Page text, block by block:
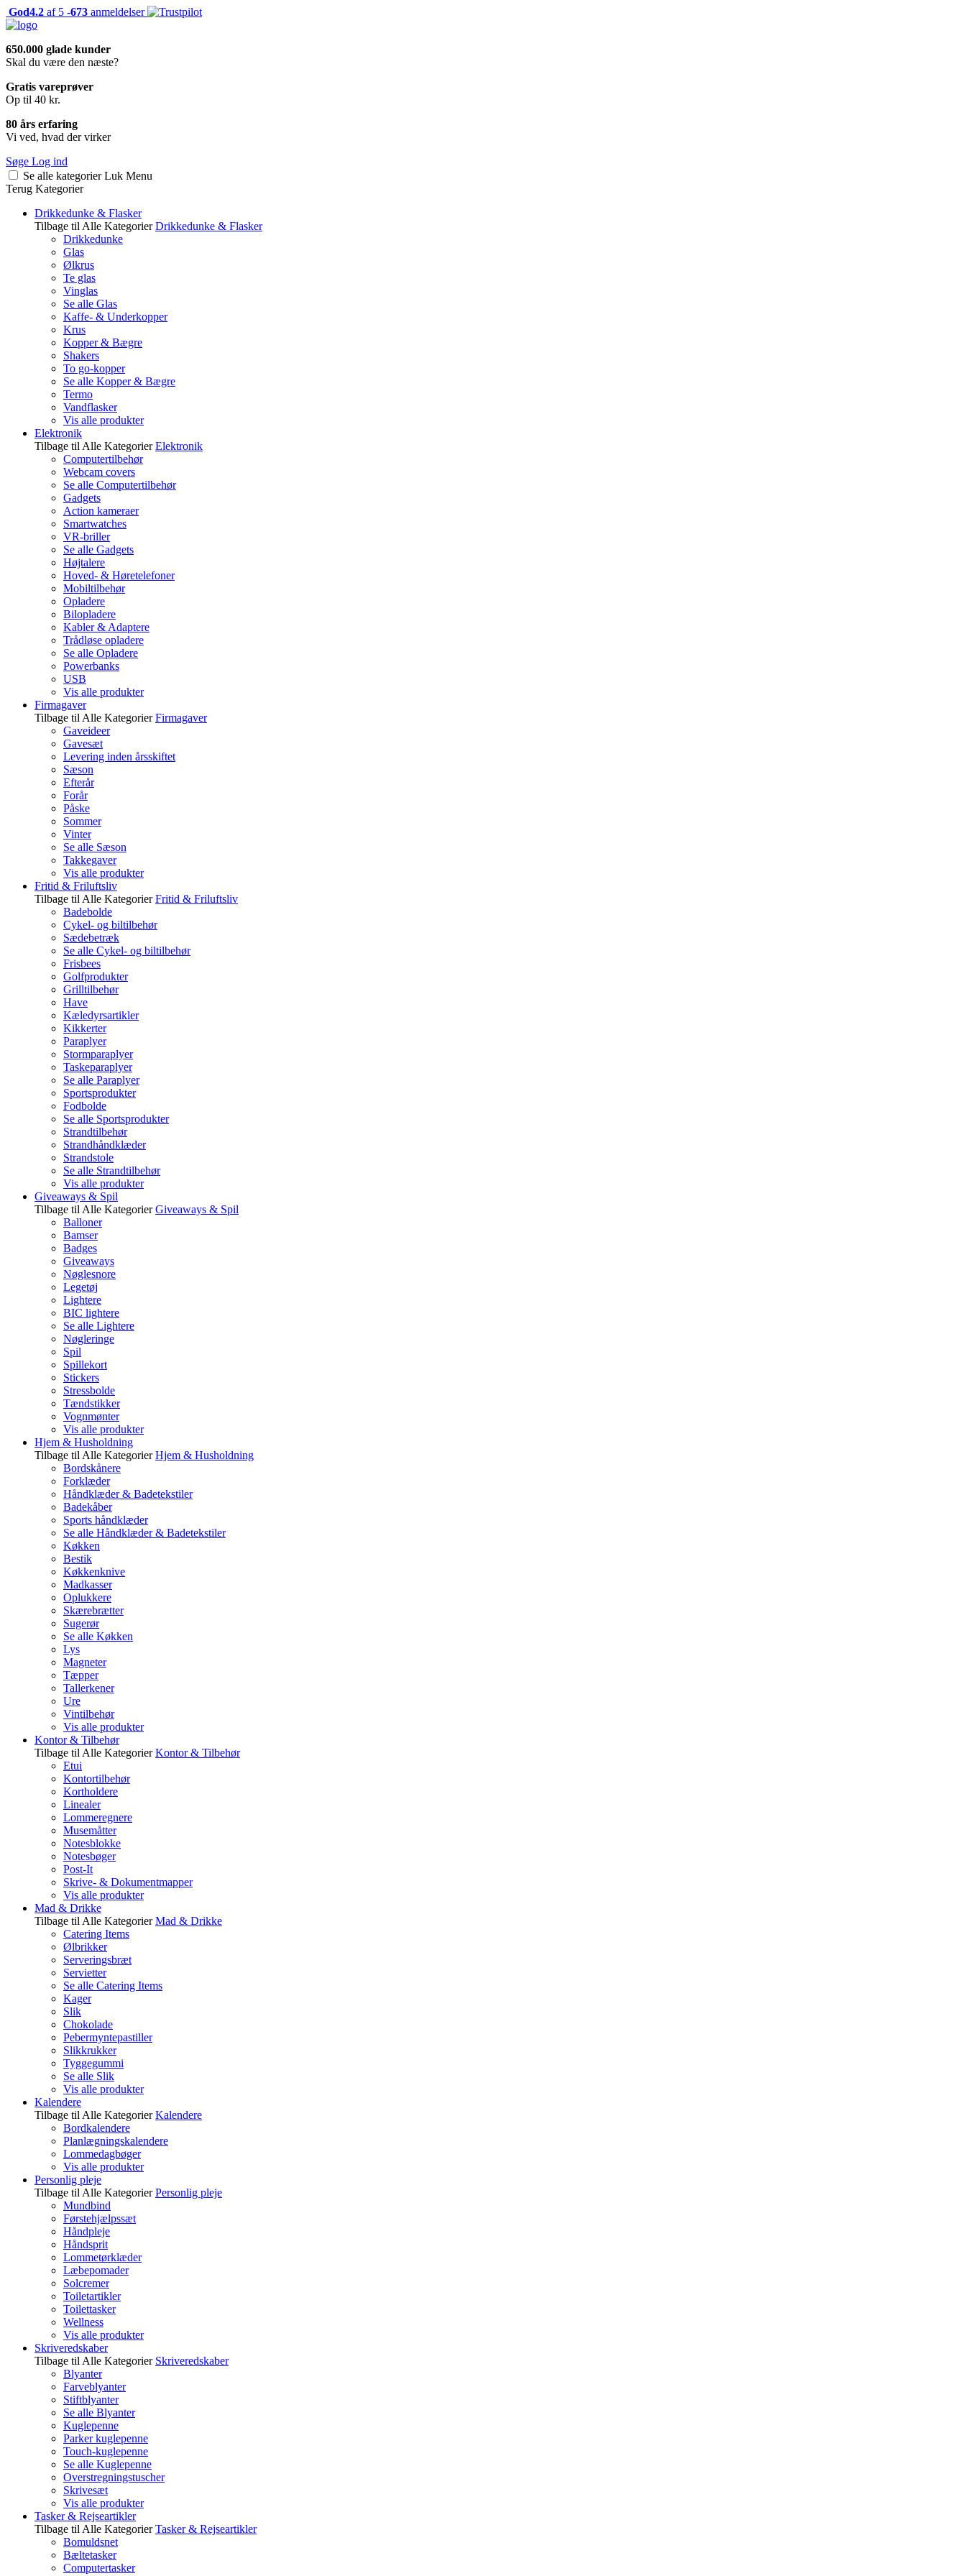
God4.2 af 5 -673 anmeldelser
650.000 glade kunder
Skal du være den næste?
Gratis vareprøver
Op til 40 kr.
80 års erfaring
Vi ved, hvad der virker
Søge Log ind
Se alle kategorier Luk Menu
Terug Kategorier
Drikkedunke & Flasker
Tilbage til Alle Kategorier Drikkedunke & Flasker
Drikkedunke
Glas
Ølkrus
Te glas
Vinglas
Se alle Glas
Kaffe- & Underkopper
Krus
Kopper & Bægre
Shakers
To go-kopper
Se alle Kopper & Bægre
Termo
Vandflasker
Vis alle produkter
Elektronik
Tilbage til Alle Kategorier Elektronik
Computertilbehør
Webcam covers
Se alle Computertilbehør
Gadgets
Action kameraer
Smartwatches
VR-briller
Se alle Gadgets
Højtalere
Hoved- & Høretelefoner
Mobiltilbehør
Opladere
Bilopladere
Kabler & Adaptere
Trådløse opladere
Se alle Opladere
Powerbanks
USB
Vis alle produkter
Firmagaver
Tilbage til Alle Kategorier Firmagaver
Gaveideer
Gavesæt
Levering inden årsskiftet
Sæson
Efterår
Forår
Påske
Sommer
Vinter
Se alle Sæson
Takkegaver
Vis alle produkter
Fritid & Friluftsliv
Tilbage til Alle Kategorier Fritid & Friluftsliv
Badebolde
Cykel- og biltilbehør
Sædebetræk
Se alle Cykel- og biltilbehør
Frisbees
Golfprodukter
Grilltilbehør
Have
Kæledyrsartikler
Kikkerter
Paraplyer
Stormparaplyer
Taskeparaplyer
Se alle Paraplyer
Sportsprodukter
Fodbolde
Se alle Sportsprodukter
Strandtilbehør
Strandhåndklæder
Strandstole
Se alle Strandtilbehør
Vis alle produkter
Giveaways & Spil
Tilbage til Alle Kategorier Giveaways & Spil
Balloner
Bamser
Badges
Giveaways
Nøglesnore
Legetøj
Lightere
BIC lightere
Se alle Lightere
Nøgleringe
Spil
Spillekort
Stickers
Stressbolde
Tændstikker
Vognmønter
Vis alle produkter
Hjem & Husholdning
Tilbage til Alle Kategorier Hjem & Husholdning
Bordskånere
Forklæder
Håndklæder & Badetekstiler
Badekåber
Sports håndklæder
Se alle Håndklæder & Badetekstiler
Køkken
Bestik
Køkkenknive
Madkasser
Oplukkere
Skærebrætter
Sugerør
Se alle Køkken
Lys
Magneter
Tæpper
Tallerkener
Ure
Vintilbehør
Vis alle produkter
Kontor & Tilbehør
Tilbage til Alle Kategorier Kontor & Tilbehør
Etui
Kontortilbehør
Kortholdere
Linealer
Lommeregnere
Musemåtter
Notesblokke
Notesbøger
Post-It
Skrive- & Dokumentmapper
Vis alle produkter
Mad & Drikke
Tilbage til Alle Kategorier Mad & Drikke
Catering Items
Ølbrikker
Serveringsbræt
Servietter
Se alle Catering Items
Kager
Slik
Chokolade
Pebermyntepastiller
Slikkrukker
Tyggegummi
Se alle Slik
Vis alle produkter
Kalendere
Tilbage til Alle Kategorier Kalendere
Bordkalendere
Planlægningskalendere
Lommedagbøger
Vis alle produkter
Personlig pleje
Tilbage til Alle Kategorier Personlig pleje
Mundbind
Førstehjælpssæt
Håndpleje
Håndsprit
Lommetørklæder
Læbepomader
Solcremer
Toiletartikler
Toilettasker
Wellness
Vis alle produkter
Skriveredskaber
Tilbage til Alle Kategorier Skriveredskaber
Blyanter
Farveblyanter
Stiftblyanter
Se alle Blyanter
Kuglepenne
Parker kuglepenne
Touch-kuglepenne
Se alle Kuglepenne
Overstregningstuscher
Skrivesæt
Vis alle produkter
Tasker & Rejseartikler
Tilbage til Alle Kategorier Tasker & Rejseartikler
Bomuldsnet
Bæltetasker
Computertasker